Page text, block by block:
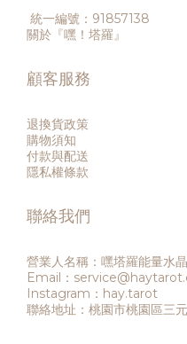
統一編號：91857138
關於『嘿！塔羅』
顧客服務
退換貨政策
購物須知
付款與配送
隱私權條款
聯絡我們
營業人名稱：嘿塔羅能量水
Email：
Instagram：hay.tarot
聯絡地址：桃園市桃園區三